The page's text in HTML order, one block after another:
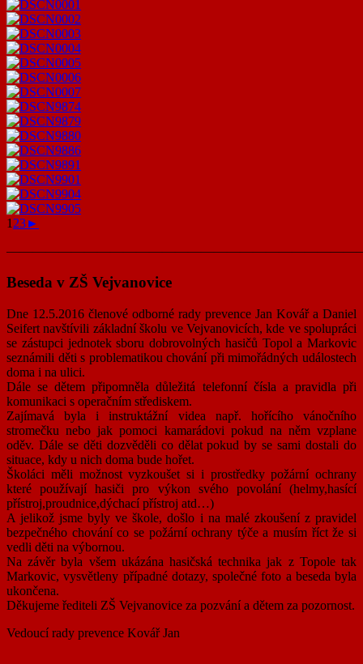
1 23►
Beseda v ZŠ Vejvanovice
Dne 12.5.2016 členové odborné rady prevence Jan Kovář a Daniel
Seifert navštívili základní školu ve Vejvanovicích, kde ve spolupráci
se zástupci jednotek sboru dobrovolných hasičů Topol a Markovic
seznámili děti s problematikou chování při mimořádných událostech
doma i na ulici.
Dále se dětem připomněla důležitá telefonní čísla a pravidla při
komunikaci s operačním střediskem.
Zajímavá byla i instruktážní videa např. hořícího vánočního
stromečku nebo jak pomoci kamarádovi pokud na něm vzplane
oděv. Dále se děti dozvěděli co dělat pokud by se sami dostali do
situace, kdy u nich doma bude hořet.
Školáci měli možnost vyzkoušet si i prostředky požární ochrany
které používají hasiči pro výkon svého povolání (helmy,hasící
přístroj,proudnice,dýchací přístroj atd…)
A jelikož jsme byly ve škole, došlo i na malé zkoušení z pravidel
bezpečného chování co se požární ochrany týče a musím říct že si
vedli děti na výbornou.
Na závěr byla všem ukázána hasičská technika jak z Topole tak
Markovic, vysvětleny případné dotazy, společné foto a beseda byla
ukončena.
Děkujeme řediteli ZŠ Vejvanovice za pozvání a dětem za pozornost.
Vedoucí rady prevence Kovář Jan